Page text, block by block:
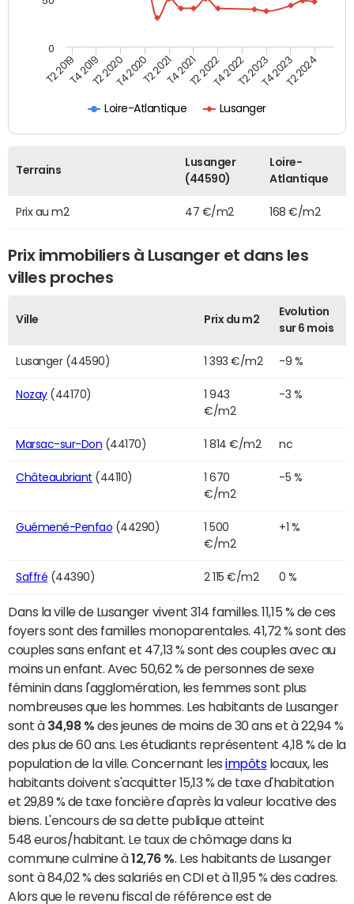
Loire-Atlantique Lusanger
T2 2019T4 2019T2 2020T4 2020T2 2021T4 2021T2 2022T4 2022T2 2023T4 2023T2 2024
0
Terrains
Lusanger
(44590)
Loire-
Atlantique
Prix au m2 47 €/m2 168 €/m2
Prix immobiliers à Lusanger et dans les
villes proches
Ville Prix du m2
Evolution
sur 6 mois
Lusanger (44590) 1 393 €/m2 -9 %
Nozay(44170)
1 943
€/m2
-3 %
Marsac-sur-Don (44170) 1 814 €/m2 nc
Châteaubriant (44110)
1 670
€/m2
-5 %
Guémené-Penfao (44290)
1 500
€/m2
+1 %
Saffré (44390) 2 115 €/m2 0 %
Dans la ville de Lusanger vivent 314 familles. 11,15 % de ces
foyers sont des familles monoparentales. 41,72 % sont des
couples sans enfant et 47,13 % sont des couples avec au
moins un enfant. Avec 50,62 % de personnes de sexe
féminin dans l'agglomération, les femmes sont plus
nombreuses que les hommes. Les habitants de Lusanger
sont à 34,98 % des jeunes de moins de 30 ans et à 22,94 %
des plus de 60 ans. Les étudiants représentent 4,18 % de la
population de la ville. Concernant lesimpôtslocaux, les
habitants doivent s'acquitter 15,13 % de taxe d'habitation
et 29,89 % de taxe foncière d'après la valeur locative des
biens. L'encours de sa dette publique atteint
548 euros/habitant. Le taux de chômage dans la
commune culmine à12,76 %. Les habitants de Lusanger
sont à 84,02 % des salariés en CDI et à 11,95 % des cadres.
Alors que le revenu fiscal de référence est de